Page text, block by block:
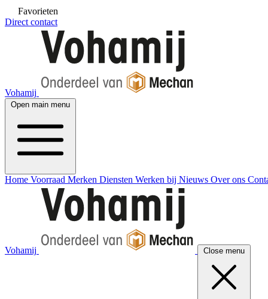
Favorieten
Direct contact
Vohamij
Open main menu
Home Voorraad Merken Diensten Werken bij Nieuws Over ons
Vohamij Close menu